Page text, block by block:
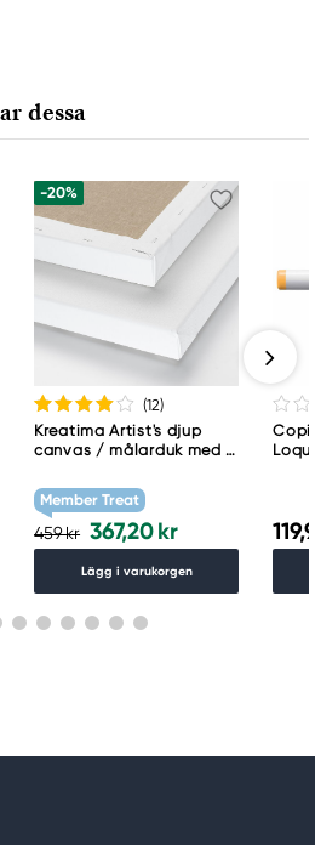
dessa
-20%
(12)
Kreatima Artist's djup
canvas / målarduk med 4
g/m²
Member Treat
459 kr 367,20 kr
Lägg i varukorgen